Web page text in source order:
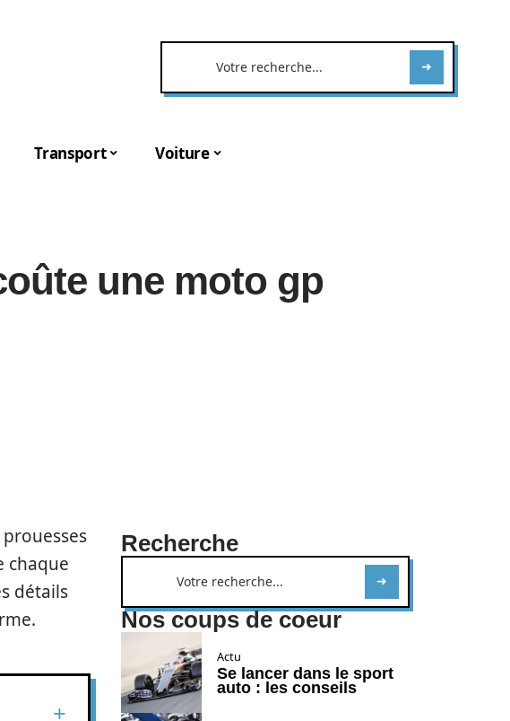
Transport Voiture
une moto gp
chaque
détails
Recherche
Nos coups de coeur
Actu
Se lancer dans le sport
auto : les conseils